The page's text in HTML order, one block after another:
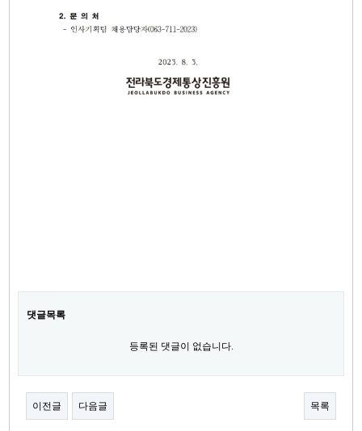
댓글목록
등록된 댓글이 없습니다.
이전글 다음글 목록